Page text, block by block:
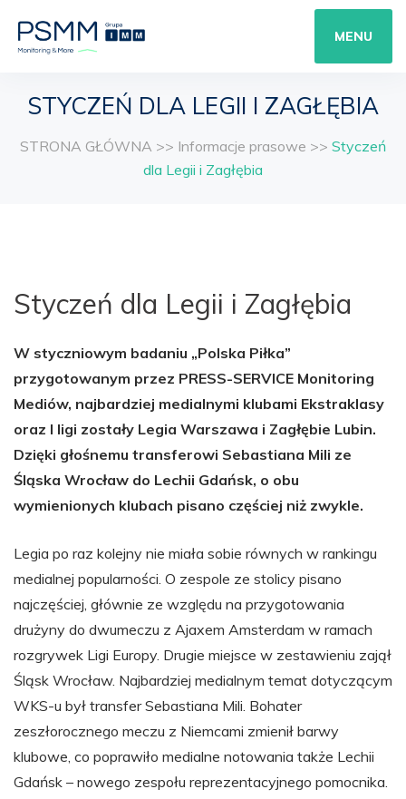
MENU
STYCZEŃ DLA LEGII I ZAGŁĘBIA
STRONA GŁÓWNA >> Informacje prasowe >> Styczeń
dla Legii i Zagłębia
Styczeń dla Legii i Zagłębia
W styczniowym badaniu „Polska Piłka”
przygotowanym przez PRESS-SERVICE Monitoring
Mediów, najbardziej medialnymi klubami Ekstraklasy
oraz I ligi zostały Legia Warszawa i Zagłębie Lubin.
Dzięki głośnemu transferowi Sebastiana Mili ze
Śląska Wrocław do Lechii Gdańsk, o obu
wymienionych klubach pisano częściej niż zwykle.
Legia po raz kolejny nie miała sobie równych w rankingu
medialnej popularności. O zespole ze stolicy pisano
najczęściej, głównie ze względu na przygotowania
drużyny do dwumeczu z Ajaxem Amsterdam w ramach
rozgrywek Ligi Europy. Drugie miejsce w zestawieniu zajął
Śląsk Wrocław. Najbardziej medialnym temat dotyczącym
WKS-u był transfer Sebastiana Mili. Bohater
zeszłorocznego meczu z Niemcami zmienił barwy
klubowe, co poprawiło medialne notowania także Lechii
Gdańsk – nowego zespołu reprezentacyjnego pomocnika.